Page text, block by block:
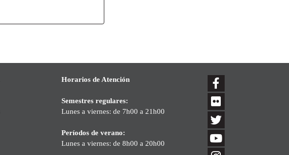
Horarios de Atención
Semestres regulares:
Lunes a viernes: de 7h00 a 21h00
Períodos de verano:
Lunes a viernes: de 8h00 a 20h00